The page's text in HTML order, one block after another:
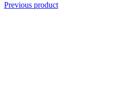
Previous product